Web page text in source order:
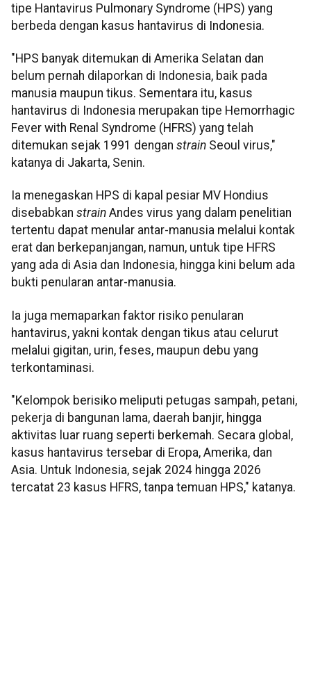
tipe Hantavirus Pulmonary Syndrome (HPS) yang
berbeda dengan kasus hantavirus di Indonesia.
"HPS banyak ditemukan di Amerika Selatan dan
belum pernah dilaporkan di Indonesia, baik pada
manusia maupun tikus. Sementara itu, kasus
hantavirus di Indonesia merupakan tipe Hemorrhagic
Fever with Renal Syndrome (HFRS) yang telah
ditemukan sejak 1991 dengan strain Seoul virus,"
katanya di Jakarta, Senin.
Ia menegaskan HPS di kapal pesiar MV Hondius
disebabkan strain Andes virus yang dalam penelitian
tertentu dapat menular antar-manusia melalui kontak
erat dan berkepanjangan, namun, untuk tipe HFRS
yang ada di Asia dan Indonesia, hingga kini belum ada
bukti penularan antar-manusia.
Ia juga memaparkan faktor risiko penularan
hantavirus, yakni kontak dengan tikus atau celurut
melalui gigitan, urin, feses, maupun debu yang
terkontaminasi.
"Kelompok berisiko meliputi petugas sampah, petani,
pekerja di bangunan lama, daerah banjir, hingga
aktivitas luar ruang seperti berkemah. Secara global,
kasus hantavirus tersebar di Eropa, Amerika, dan
Asia. Untuk Indonesia, sejak 2024 hingga 2026
tercatat 23 kasus HFRS, tanpa temuan HPS," katanya.